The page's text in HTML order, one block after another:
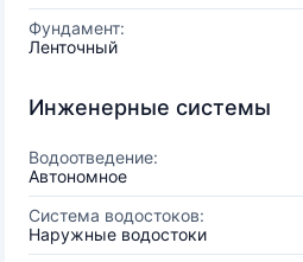
Фундамент:
Ленточный
Инженерные системы
Водоотведение:
Автономное
Система водостоков:
Наружные водостоки